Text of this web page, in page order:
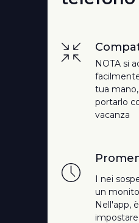
NOTA si
tua
portarlo
vacanza
I nei
un
Nell'app,